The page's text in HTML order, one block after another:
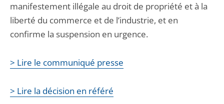
manifestement illégale au droit de propriété et à la
liberté du commerce et de l’industrie, et en
confirme la suspension en urgence.
> Lire le communiqué presse
> Lire la décision en référé